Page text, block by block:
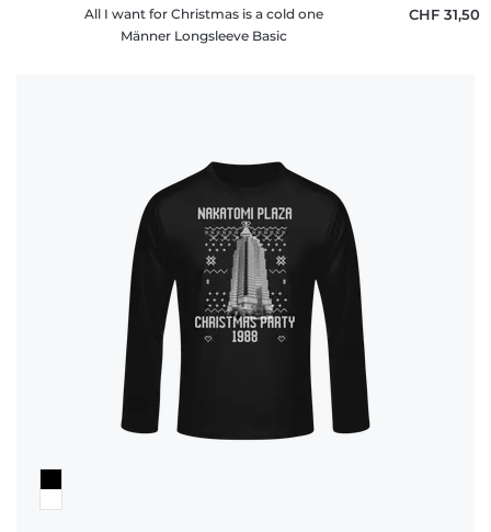
All I want for Christmas is a cold one
Männer Longsleeve Basic
CHF 31,50